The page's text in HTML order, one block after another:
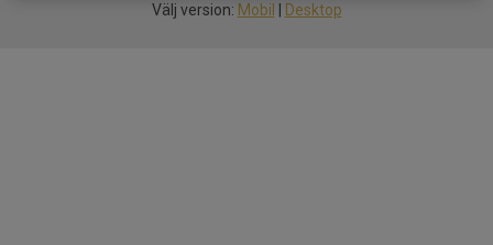
Välj version: Mobil Desktop